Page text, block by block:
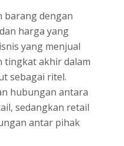
barang dengan
harga yang
yang menjual
tingkat akhir dalam
sebagai ritel.
hubungan antara
sedangkan retail
antar pihak